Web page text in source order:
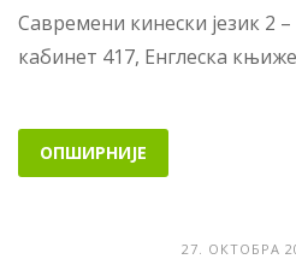
Савремени кинески језик 2 –
кабинет 417, Енглеска
ОПШИРНИЈЕ
27. ОКТОБРА